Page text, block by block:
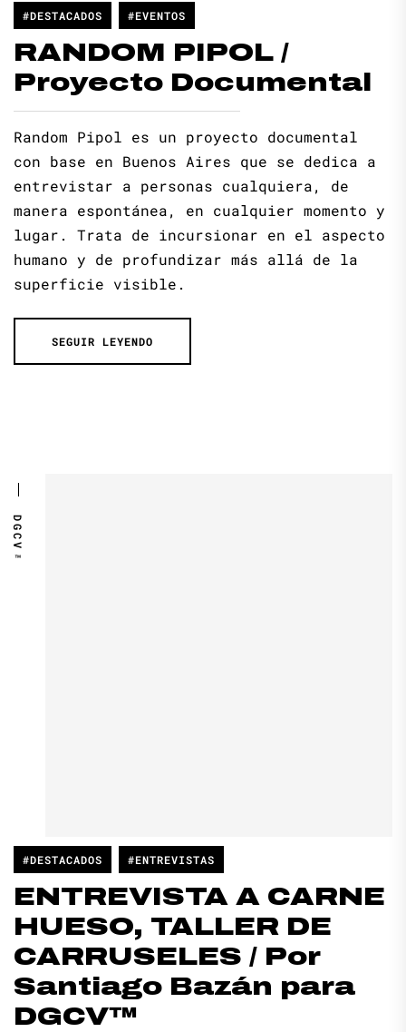
#DESTACADOS #EVENTOS
RANDOM PIPOL /
Proyecto Documental
Random Pipol es un proyecto documental
con base en Buenos Aires que se dedica a
entrevistar a personas cualquiera, de
manera espontánea, en cualquier momento y
lugar. Trata de incursionar en el aspecto
humano y de profundizar más allá de la
superficie visible.
SEGUIR LEYENDO
DGCV™
#DESTACADOS #ENTREVISTAS
ENTREVISTA A CARNE
HUESO, TALLER DE
CARRUSELES / Por
Santiago Bazán para
DGCV™